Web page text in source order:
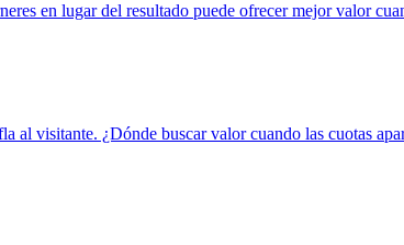
en lugar del resultado puede ofrecer mejor valor
al visitante. ¿Dónde buscar valor cuando las cuotas